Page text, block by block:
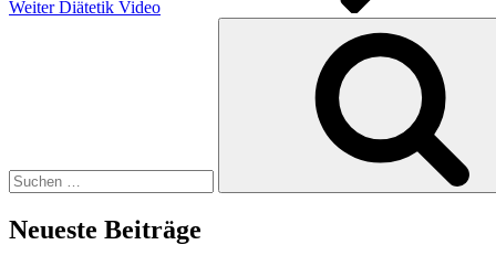
Weiter Diätetik Video
Neueste Beiträge